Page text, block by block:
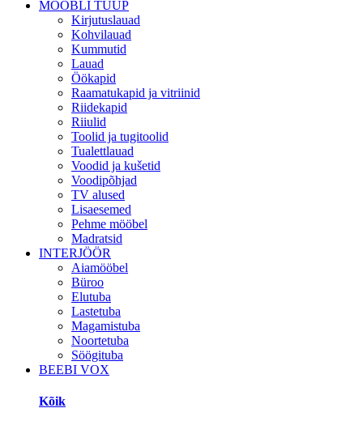
MÖÖBLI TÜÜP
Kirjutuslauad
Kohvilauad
Kummutid
Lauad
Öökapid
Raamatukapid ja vitriinid
Riidekapid
Riiulid
Toolid ja tugitoolid
Tualettlauad
Voodid ja kušetid
Voodipõhjad
TV alused
Lisaesemed
Pehme mööbel
Madratsid
INTERJÖÖR
Aiamööbel
Büroo
Elutuba
Lastetuba
Magamistuba
Noortetuba
Söögituba
BEEBI VOX
Kõik